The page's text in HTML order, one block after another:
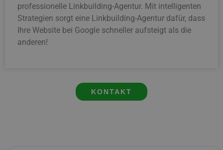
professionelle Linkbuilding-Agentur. Mit intelligenten
Strategien sorgt eine Linkbuilding-Agentur dafür, dass
Ihre Website bei Google schneller aufsteigt als die
anderen!
KONTAKT